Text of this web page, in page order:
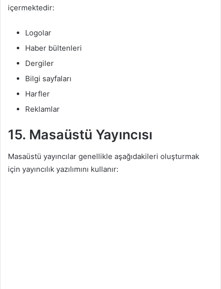
içermektedir:
Logolar
Haber bültenleri
Dergiler
Bilgi sayfaları
Harfler
Reklamlar
15. Masaüstü Yayıncısı
Masaüstü yayıncılar genellikle aşağıdakileri oluşturmak
için yayıncılık yazılımını kullanır: